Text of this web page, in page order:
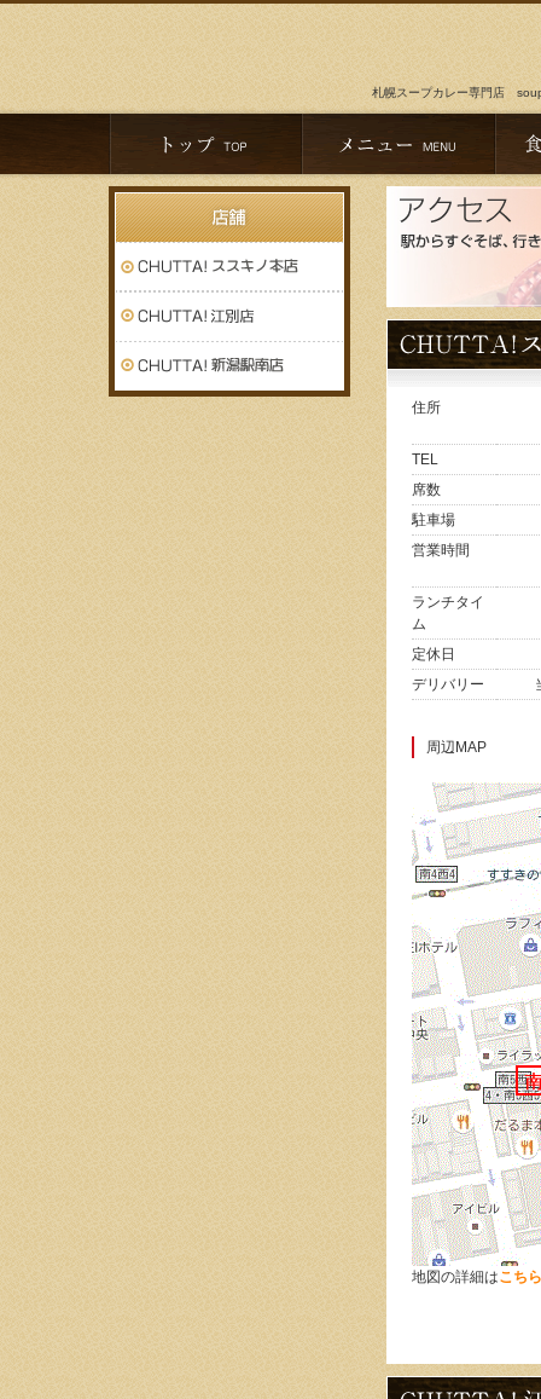
札幌スープカレー専門店
住所
TEL
席数
駐車場
営業時間
ランチタイ
ム
定休日
デリバリー
周辺MAP
地図の詳細はこちら